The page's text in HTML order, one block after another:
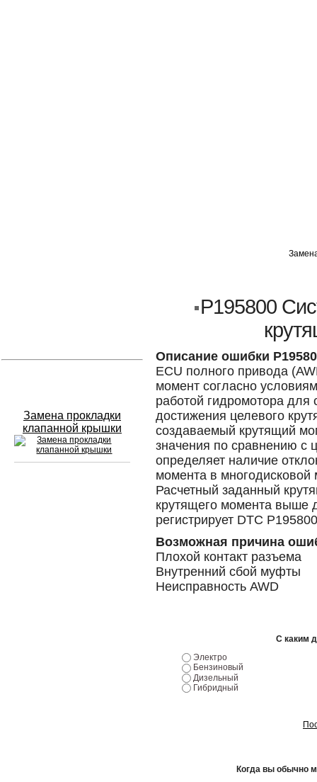
Замена прокладки
клапанной крышки
P195800
Описание ошибки
ECU полного привода
момент согласно
работой гидромотора для
достижения целевого
создаваемый крутящий
значения по сравнению с
определяет наличие
момента в
Расчетный заданный
крутящего момента выше
регистрирует DTC
Возможная причина
Плохой контакт разъема
Внутренний сбой муфты
Неисправность AWD
С каким
Электро
Бензиновый
Дизельный
Гибридный
Когда вы обычно